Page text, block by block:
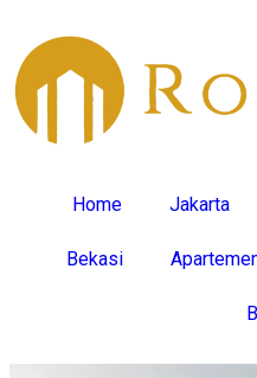
Home Jakarta
Bekasi